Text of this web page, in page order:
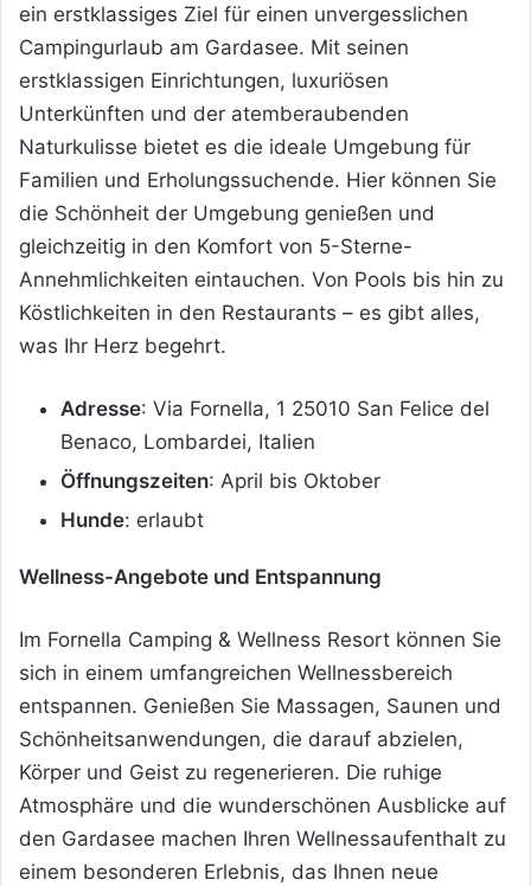
ein erstklassiges Ziel für einen unvergesslichen
Campingurlaub am Gardasee. Mit seinen
erstklassigen Einrichtungen, luxuriösen
Unterkünften und der atemberaubenden
Naturkulisse bietet es die ideale Umgebung für
Familien und Erholungssuchende. Hier können Sie
die Schönheit der Umgebung genießen und
gleichzeitig in den Komfort von 5-Sterne-
Annehmlichkeiten eintauchen. Von Pools bis hin zu
Köstlichkeiten in den Restaurants – es gibt alles,
was Ihr Herz begehrt.
Adresse: Via Fornella, 1 25010 San Felice del
Benaco, Lombardei, Italien
Öffnungszeiten: April bis Oktober
Hunde: erlaubt
Wellness-Angebote und Entspannung
Im Fornella Camping & Wellness Resort können Sie
sich in einem umfangreichen Wellnessbereich
entspannen. Genießen Sie Massagen, Saunen und
Schönheitsanwendungen, die darauf abzielen,
Körper und Geist zu regenerieren. Die ruhige
Atmosphäre und die wunderschönen Ausblicke auf
den Gardasee machen Ihren Wellnessaufenthalt zu
einem besonderen Erlebnis, das Ihnen neue